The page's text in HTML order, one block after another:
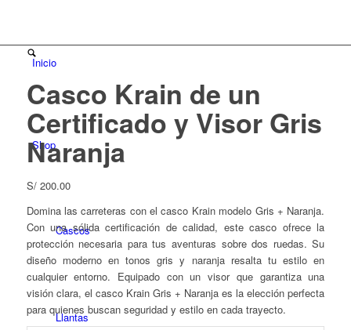
Inicio
Shop
Cascos
Llantas
Casco Krain de un
Certificado y Visor Gris
Naranja
S/200.00
Domina las carreteras con el casco Krain modelo Gris + Naranja.
Con una sólida certificación de calidad, este casco ofrece la
protección necesaria para tus aventuras sobre dos ruedas. Su
diseño moderno en tonos gris y naranja resalta tu estilo en
cualquier entorno. Equipado con un visor que garantiza una
visión clara, el casco Krain Gris + Naranja es la elección perfecta
para quienes buscan seguridad y estilo en cada trayecto.